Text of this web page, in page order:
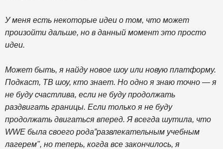
У меня есть некоторые идеи о том, что может
произойти дальше, но в данный момент это просто
идеи.
Может быть, я найду новое шоу или новую платформу.
Подкаст, ТВ шоу, кто знает. Но одно я знаю точно — я
не буду счастлива, если не буду продолжать
раздвигать границы. Если только я не буду
продолжать двигаться вперед. Я всегда шутила, что
WWE была своего рода”развлекательным учебным
лагерем", но теперь, когда все закончилось, я